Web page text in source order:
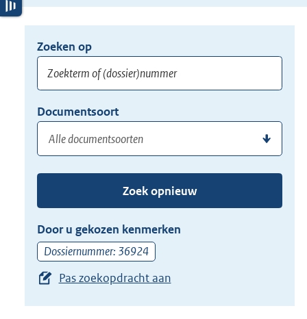
Opnieuw
zoeken:
Zoeken op
of
(dossier)nummer
hier
uw
zoekterm
of
(dossier)nummer
in
Documentsoort
of
de
pijl
beneden
toets
Zoek opnieuw
Door u gekozen kenmerken
Dossiernummer: 36924
Pas zoekopdracht aan